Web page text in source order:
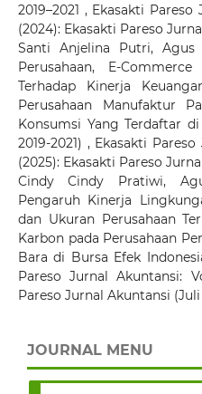
2019–2021 , Ekasakti Pareso
(2024): Ekasakti Pareso
Santi Anjelina Putri, Agus
Perusahaan, E-
Terhadap Kinerja
Perusahaan Manufaktur
Konsumsi Yang Terdaftar
2019-2021) , Ekasakti Pareso
(2025): Ekasakti Pareso
Cindy Cindy Pratiwi,
Pengaruh Kinerja
dan Ukuran Perusahaan
Karbon pada Perusahaan
Bara di Bursa Efek
Pareso Jurnal Akuntansi:
Pareso Jurnal Akuntansi
JOURNAL MENU